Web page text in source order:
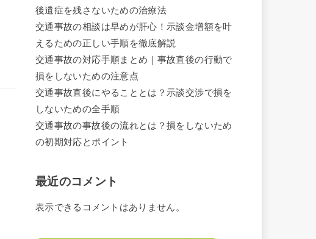
後遺症を残さないための治療法
交通事故の相談は早めが肝心！示談金増額を叶
えるための正しい手順を徹底解説
交通事故の対応手順まとめ｜事故直後の行動で
損をしないための注意点
交通事故直後にやることとは？示談交渉で損を
しないための全手順
交通事故の事故後の流れとは？損をしないため
の初期対応とポイント
最近のコメント
表示できるコメントはありません。